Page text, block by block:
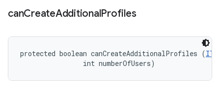
canCreateAdditionalProfiles
protected boolean canCreateAdditionalProfiles (
                int numberOfUsers)